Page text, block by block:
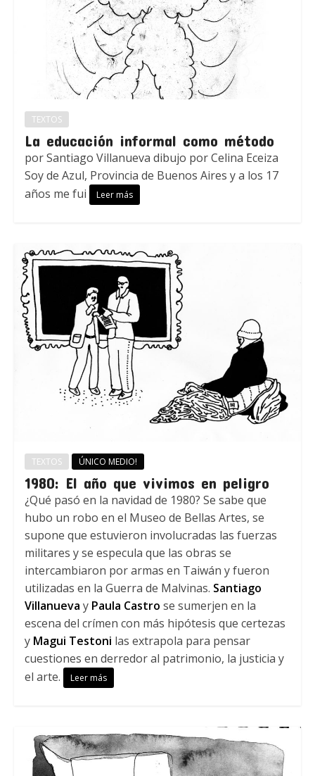
TEXTOS
La educación informal como método
por Santiago Villanueva dibujo por Celina Eceiza
Soy de Azul, Provincia de Buenos Aires y a los 17
años me fui
Leer más
TEXTOS ÚNICO MEDIO!
1980: El año que vivimos en peligro
¿Qué pasó en la navidad de 1980? Se sabe que
hubo un robo en el Museo de Bellas Artes, se
supone que estuvieron involucradas las fuerzas
militares y se especula que las obras se
intercambiaron por armas en Taiwán y fueron
utilizadas en la Guerra de Malvinas. Santiago
Villanueva y Paula Castro se sumerjen en la
escena del crímen con más hipótesis que certezas
y Magui Testoni las extrapola para pensar
cuestiones en derredor al patrimonio, la justicia y
el arte.
Leer más